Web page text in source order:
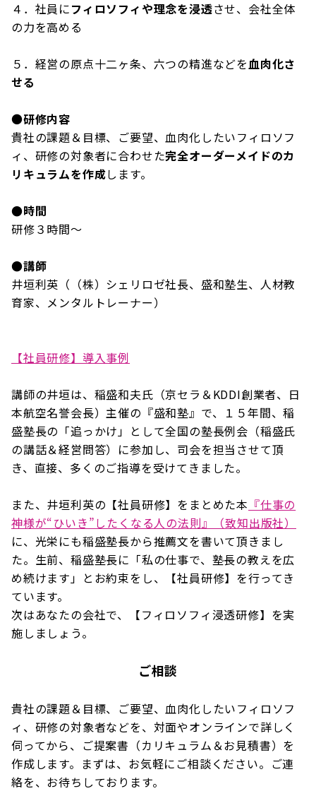
４．社員にフィロソフィや理念を浸透させ、会社全体
の力を高める
５．経営の原点十二ヶ条、六つの精進などを 血肉化さ
せる
●研修内容
貴社の課題＆目標、ご要望、血肉化したいフィロソフ
ィ、研修の対象者に合わせた完全オーダーメイドのカ
リキュラムを作成します。
●時間
研修３時間～
●講師
井垣利英（（株）シェリロゼ社長、盛和塾生、人材教
育家、メンタルトレーナー）
【社員研修】導入事例
講師の井垣は、稲盛和夫氏（京セラ＆KDDI創業者、日
本航空名誉会長）主催の『盛和塾』で、１５年間、稲
盛塾長の「追っかけ」として全国の塾長例会（稲盛氏
の講話＆経営問答）に参加し、司会を担当させて頂
き、直接、多くのご指導を受けてきました。
また、井垣利英の【社員研修】をまとめた本 『仕事の
神様が“ひいき”したくなる人の法則』（致知出版社）
に、光栄にも稲盛塾長から推薦文を書いて頂きまし
た。生前、稲盛塾長に「私の仕事で、塾長の教えを広
め続けます」とお約束をし、【社員研修】を行ってき
ています。
次はあなたの会社で、【フィロソフィ浸透研修】を実
施しましょう。
ご相談
貴社の課題＆目標、ご要望、血肉化したいフィロソフ
ィ、研修の対象者などを、対面やオンラインで詳しく
伺ってから、ご提案書（カリキュラム＆お見積書）を
作成します。まずは、お気軽にご相談ください。ご連
絡を、お待ちしております。